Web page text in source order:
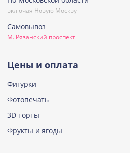
Сметанная
Узнать подробнее о начинке
Узнать подробнее о начинке
включая Новую Москву
Самовывоз
М. Рязанский проспект
Цены и оплата
Фигурки
Фотопечать
3D торты
Фрукты и ягоды